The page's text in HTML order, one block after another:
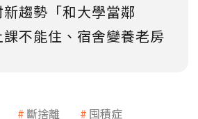
趨勢「和大學當鄰
不能住、宿舍變養老房
斷捨離
囤積症